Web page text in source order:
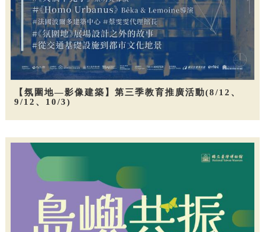
【氛圍地—影像建築】第三季教育推廣活動(8/12、
9/12、10/3)